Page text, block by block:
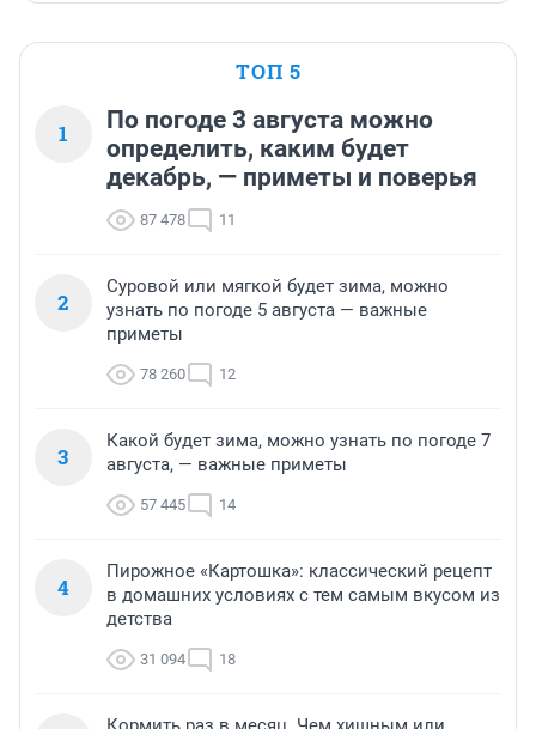
ТОП 5
1
По погоде 3 августа можно
определить, каким будет
декабрь, — приметы и поверья
87 478 11
2
Суровой или мягкой будет зима, можно
узнать по погоде 5 августа — важные
приметы
78 260 12
3
Какой будет зима, можно узнать по погоде 7
августа, — важные приметы
57 445 14
4
Пирожное «Картошка»: классический рецепт
в домашних условиях с тем самым вкусом из
детства
31 094 18